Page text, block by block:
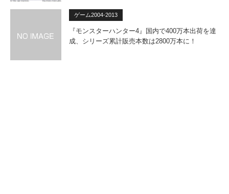
ゲーム2004-2013
『モンスターハンター4』国内で400万本出荷を達
成、シリーズ累計販売本数は2800万本に！